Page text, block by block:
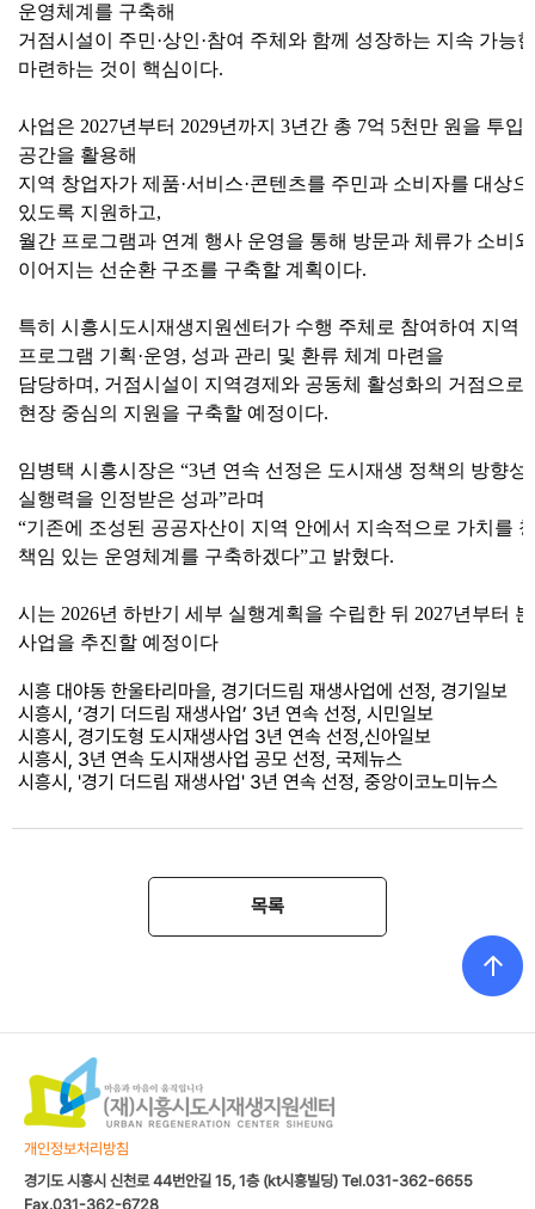
운영체계를 구축해
거점시설이 주민·상인·참여 주체와 함께 성장하는 지속 가능
마련하는 것이 핵심이다.
사업은 2027년부터 2029년까지 3년간 총 7억 5천만 원을 투입
공간을 활용해
지역 창업자가 제품·서비스·콘텐츠를 주민과 소비자를 대상
있도록 지원하고,
월간 프로그램과 연계 행사 운영을 통해 방문과 체류가 소비
이어지는 선순환 구조를 구축할 계획이다.
특히 시흥시도시재생지원센터가 수행 주체로 참여하여 지역
프로그램 기획·운영, 성과 관리 및 환류 체계 마련을
담당하며 , 거점시설이 지역경제와 공동체 활성화의 거점으로
현장 중심의 지원을 구축할 예정이다.
임병택 시흥시장은 “3년 연속 선정은 도시재생 정책의 방향성
실행력을 인정받은 성과”라며
“기존에 조성된 공공자산이 지역 안에서 지속적으로 가치를
책임 있는 운영체계를 구축하겠다”고 밝혔다.
시는 2026년 하반기 세부 실행계획을 수립한 뒤 2027년부터
사업을 추진할 예정이다
시흥 대야동 한울타리마을, 경기더드림 재생사업에 선정, 경기일보
시흥시, ‘경기 더드림 재생사업’ 3년 연속 선정, 시민일보
시흥시, 경기도형 도시재생사업 3년 연속 선정,신아일보
시흥시, 3년 연속 도시재생사업 공모 선정, 국제뉴스
시흥시, '경기 더드림 재생사업' 3년 연속 선정, 중앙이코노미뉴스
목록
개인정보처리방침
경기도 시흥시 신천로 44번안길 15, 1층 (kt시흥빌딩) Tel.031-362-6655
Fax.031-362-6728